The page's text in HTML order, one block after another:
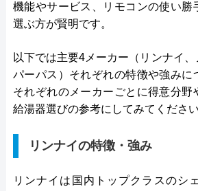
機能やサービス、リモコンの使い勝
選ぶ方が賢明です。
以下では主要4メーカー（リンナイ、
パーパス）それぞれの特徴や強みに
それぞれのメーカーごとに得意分野
給湯器選びの参考にしてみてください
リンナイの特徴・強み
リンナイは国内トップクラスのシ